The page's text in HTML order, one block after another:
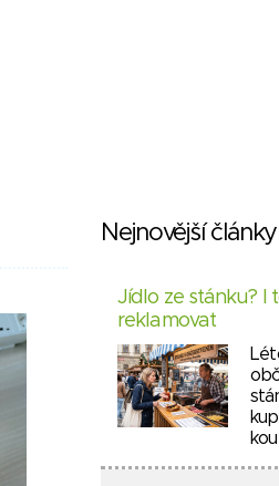
Nejnovější články
Jídlo ze stánku? I
reklamovat